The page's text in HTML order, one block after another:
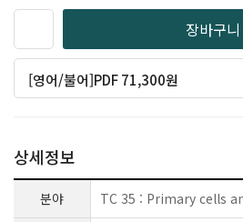
장바구
[영어/불어]PDF 71,300원
상세정보
분야
TC 35 : Primary cells